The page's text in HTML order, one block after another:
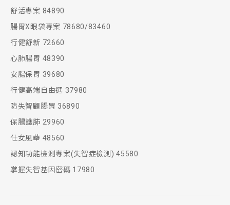
舒活專案 84890
腸胃X眼袋專案 78680/83460
行健舒新 72660
心肺腸胃 48390
安腸保胃 39680
行健高端自由選 37980
防失智顧腸胃 36890
保腸護肺 29960
仕女風華 48560
認知功能檢測專案(失智症檢測) 45580
掌握失智基因密碼 17980